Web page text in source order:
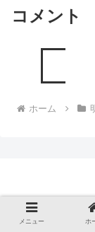
コメント
ホーム
メニュー ホ